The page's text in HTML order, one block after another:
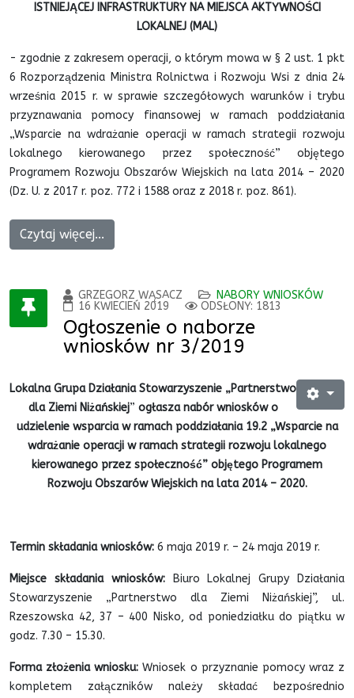
ISTNIEJĄCEJ INFRASTRUKTURY NA MIEJSCA AKTYWNOŚCI
LOKALNEJ (MAL)
- zgodnie z zakresem operacji, o którym mowa w § 2 ust. 1 pkt
6 Rozporządzenia Ministra Rolnictwa i Rozwoju Wsi z dnia 24
września 2015 r. w sprawie szczegółowych warunków i trybu
przyznawania pomocy finansowej w ramach poddziałania
„Wsparcie na wdrażanie operacji w ramach strategii rozwoju
lokalnego kierowanego przez społeczność” objętego
Programem Rozwoju Obszarów Wiejskich na lata 2014 – 2020
(Dz. U. z 2017 r. poz. 772 i 1588 oraz z 2018 r. poz. 861).
Czytaj więcej...
GRZEGORZ WĄSACZ
NABORY WNIOSKÓW
16 KWIECIEŃ 2019
ODSŁONY: 1813
Ogłoszenie o naborze
wniosków nr 3/2019
Lokalna Grupa Działania Stowarzyszenie „Partnerstwo
dla Ziemi Niżańskiej” ogłasza nabór wniosków o
udzielenie wsparcia w ramach poddziałania 19.2 „Wsparcie na
wdrażanie operacji w ramach strategii rozwoju lokalnego
kierowanego przez społeczność” objętego Programem
Rozwoju Obszarów Wiejskich na lata 2014 – 2020.
Termin składania wniosków: 6 maja 2019 r. – 24 maja 2019 r.
Miejsce składania wniosków:Biuro Lokalnej Grupy Działania
Stowarzyszenie „Partnerstwo dla Ziemi Niżańskiej”, ul.
Rzeszowska 42, 37 – 400 Nisko, od poniedziałku do piątku w
godz. 7.30 – 15.30.
Forma złożenia wniosku:Wniosek o przyznanie pomocy wraz z
kompletem załączników należy składać bezpośrednio